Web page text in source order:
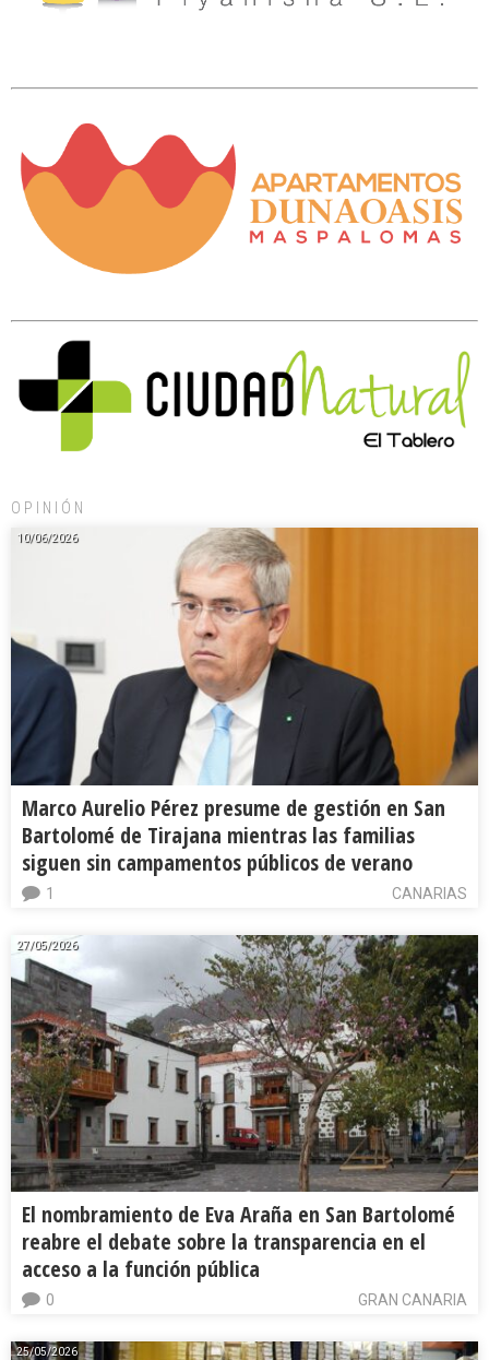
OPINIÓN
10/06/2026
Marco Aurelio Pérez presume de gestión en San
Bartolomé de Tirajana mientras las familias
siguen sin campamentos públicos de verano
CANARIAS
1
27/05/2026
El nombramiento de Eva Araña en San Bartolomé
reabre el debate sobre la transparencia en el
acceso a la función pública
GRAN CANARIA
0
25/05/2026